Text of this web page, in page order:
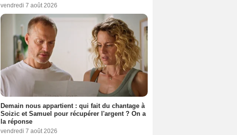
vendredi 7 août 2026
Demain nous appartient : qui fait du chantage à
Soizic et Samuel pour récupérer l'argent ? On a
la réponse
vendredi 7 août 2026